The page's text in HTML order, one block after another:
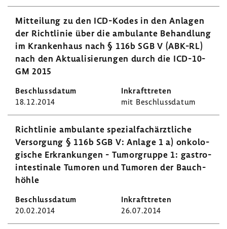
Mittei­lung zu den ICD-​Kodes in den Anlagen
der Richt­linie über die ambu­lante Behand­lung
im Kran­ken­haus nach § 116b SGB V (ABK-RL)
nach den Aktua­li­sie­rungen durch die ICD-​10-
GM 2015
18.12.2014 mit Beschluss­datum
Richt­linie ambu­lante spezi­al­fach­ärzt­liche
Versor­gung § 116b SGB V: Anlage 1 a) onko­lo­
gi­sche Erkran­kungen - Tumor­gruppe 1: gastro­
in­testi­nale Tumoren und Tumoren der Bauch­
höhle
20.02.2014 26.07.2014